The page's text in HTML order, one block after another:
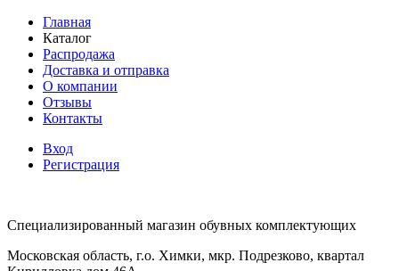
Главная
Каталог
Распродажа
Доставка и отправка
О компании
Отзывы
Контакты
Вход
Регистрация
Специализированный магазин обувных комплектующих
Московская область, г.о. Химки, мкр. Подрезково, квартал